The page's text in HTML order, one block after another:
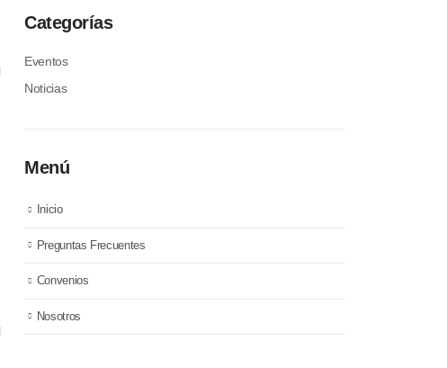
Categorías
Eventos
Noticias
Menú
Inicio
Preguntas Frecuentes
Convenios
Nosotros